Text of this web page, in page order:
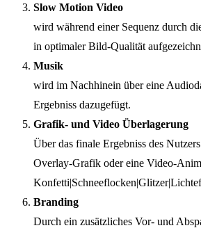
Slow Motion Video
wird während einer Sequenz durch
in optimaler Bild-Qualität
Musik
wird im Nachhinein über eine
Ergebniss dazugefügt.
Grafik- und Video Überlagerung
Über das finale Ergebniss des
Overlay-Grafik oder eine Video-
Branding
Durch ein zusätzliches Vor- und